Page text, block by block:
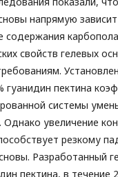
напрямую
содержания
свойств гелевых
гуанидин пектина
системы
Однако увеличение
резкому
Разработанный
пектина, в течение